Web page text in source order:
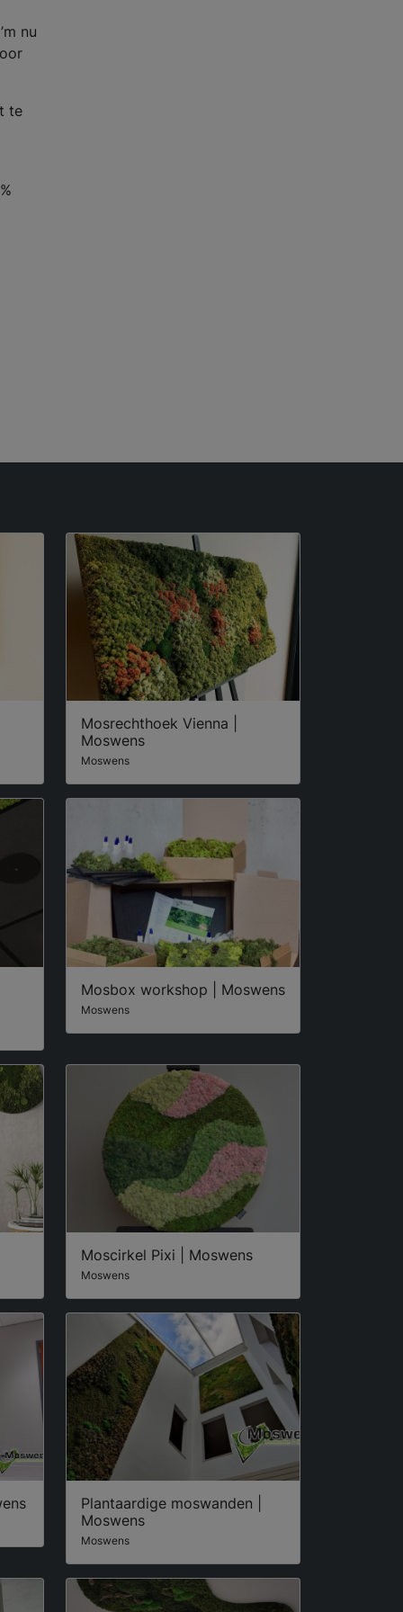
nu
te
Mosrechthoek Vienna |
Moswens
Moswens
Mosbox workshop | Moswens
Moswens
Moscirkel Pixi | Moswens
Moswens
Plantaardige moswanden |
Moswens
Moswens